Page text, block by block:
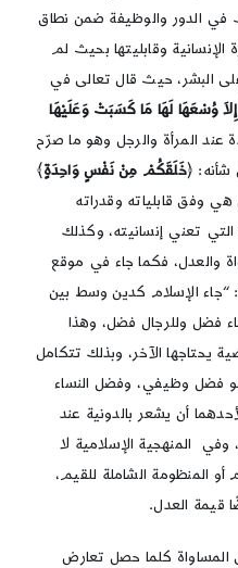
في الدور والوظيفة ضمن نطاق
وقابليتها بحيث لم
البشر، حيث قال تعالى في
وُسْعَهَا لَهَا مَا كَسَبَتْ وَعَلَيْهَا
عند المرأة والرجل وهو ما صرّح
شأنه: ﴿خَلَقَكُمْ مِنْ نَفْسٍ وَاحِدَةٍ﴾
وفق قابلياته وقدراته
تعني إنسانيته، وكذلك
والعدل، فكما جاء في موقع
“جاء الإسلام كدين وسط بين
فضل وللرجال فضل، وهذا
يحتاجها الآخر، وبذلك تتكامل
هو فضل وظيفي، وفضل النساء
أن يشعر بالدونية عند
وفي المنهجية الإسلامية لا
المنظومة الشاملة للقيم،
قيمة العدل.
المساواة كلما حصل تعارض